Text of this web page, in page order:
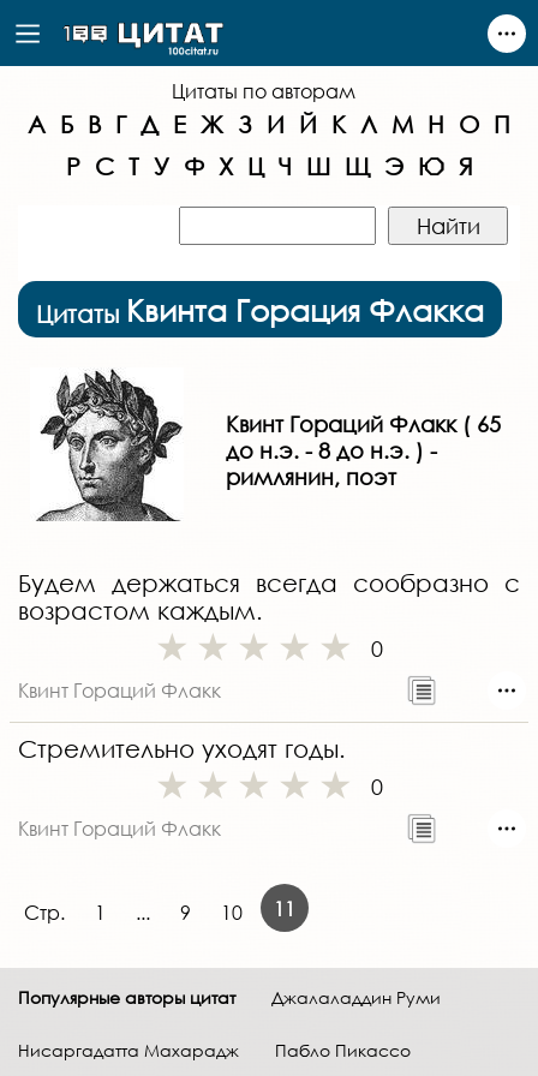
Цитаты по авторам
А Б В Г Д Е Ж З И Й К Л М Н О П
Р С Т У Ф Х Ц Ч Ш Щ Э Ю Я
Цитаты Квинта Горация Флакка
Квинт Гораций Флакк ( 65
до н.э. - 8 до н.э. ) -
римлянин, поэт
Будем держаться всегда сообразно с
возрастом каждым.
0
Квинт Гораций Флакк
Стремительно уходят годы.
0
Квинт Гораций Флакк
Стр. 1 ... 9 10 11
Популярные авторы цитат Джалаладдин Руми
Нисаргадатта Махарадж Пабло Пикассо